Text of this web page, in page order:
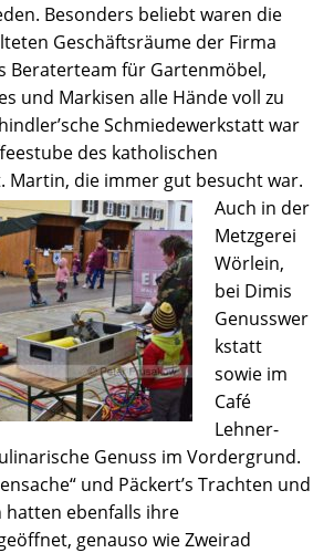
Besonders beliebt waren die
Geschäftsräume der Firma
Beraterteam für Gartenmöbel,
und Markisen alle Hände voll zu
Schmiedewerkstatt war
des katholischen
Martin, die immer gut besucht war.
Auch in der
Metzgerei
Wörlein,
bei Dimis
Genusswer
kstatt
sowie im
Café
Lehner-
Genuss im Vordergrund.
und Päckert’s Trachten und
hatten ebenfalls ihre
genauso wie Zweirad